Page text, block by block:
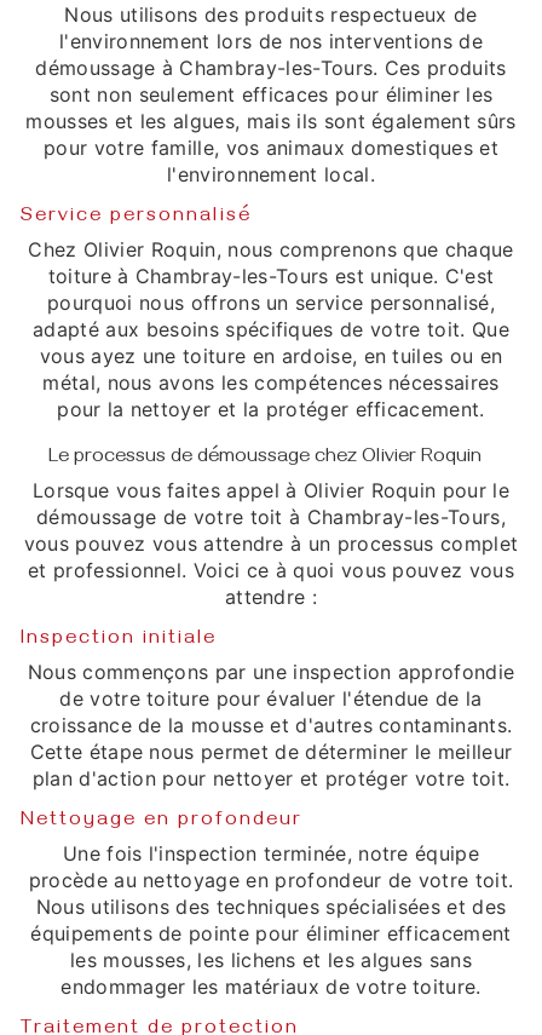
Nous utilisons des produits respectueux de
l'environnement lors de nos interventions de
démoussage à Chambray-les-Tours. Ces produits
sont non seulement efficaces pour éliminer les
mousses et les algues, mais ils sont également sûrs
pour votre famille, vos animaux domestiques et
l'environnement local.
Service personnalisé
Chez Olivier Roquin, nous comprenons que chaque
toiture à Chambray-les-Tours est unique. C'est
pourquoi nous offrons un service personnalisé,
adapté aux besoins spécifiques de votre toit. Que
vous ayez une toiture en ardoise, en tuiles ou en
métal, nous avons les compétences nécessaires
pour la nettoyer et la protéger efficacement.
Le processus de démoussage chez Olivier Roquin
Lorsque vous faites appel à Olivier Roquin pour le
démoussage de votre toit à Chambray-les-Tours,
vous pouvez vous attendre à un processus complet
et professionnel. Voici ce à quoi vous pouvez vous
attendre :
Inspection initiale
Nous commençons par une inspection approfondie
de votre toiture pour évaluer l'étendue de la
croissance de la mousse et d'autres contaminants.
Cette étape nous permet de déterminer le meilleur
plan d'action pour nettoyer et protéger votre toit.
Nettoyage en profondeur
Une fois l'inspection terminée, notre équipe
procède au nettoyage en profondeur de votre toit.
Nous utilisons des techniques spécialisées et des
équipements de pointe pour éliminer efficacement
les mousses, les lichens et les algues sans
endommager les matériaux de votre toiture.
Traitement de protection